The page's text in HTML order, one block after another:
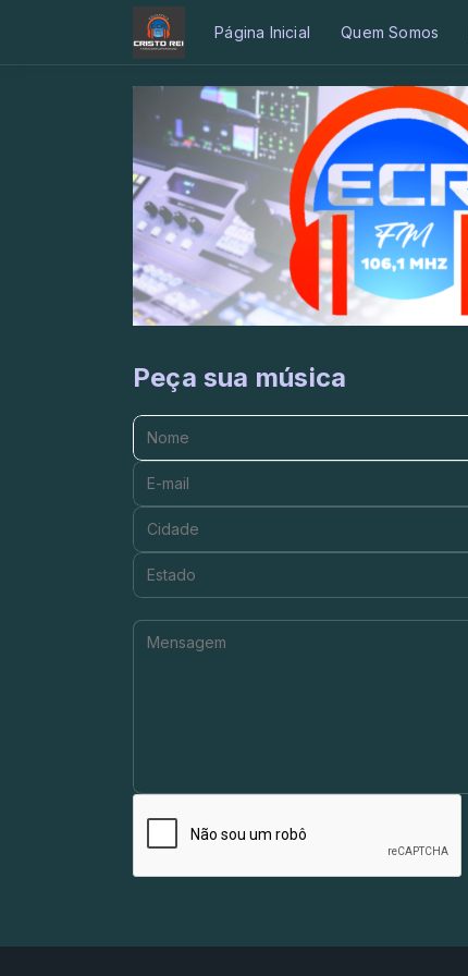
Página Inicial Quem Somos
Peça sua música
Nome:
E-mail:
Cidade:
Estado: